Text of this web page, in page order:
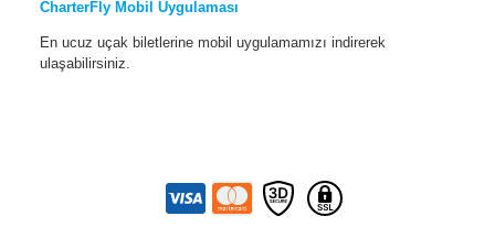
CharterFly Mobil Uygulaması
En ucuz uçak biletlerine mobil uygulamamızı indirerek
ulaşabilirsiniz.